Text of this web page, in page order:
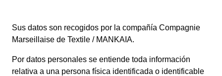
Sus datos son recogidos por la compañía Compagnie
Marseillaise de Textile / MANKAIA.
Por datos personales se entiende toda información
relativa a una persona física identificada o identificable